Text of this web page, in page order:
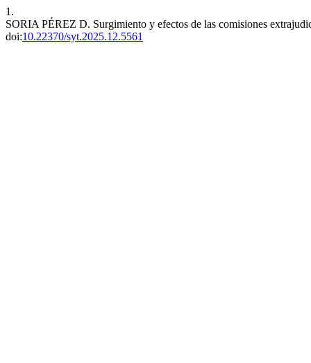
1.
SORIA PÉREZ D. Surgimiento y efectos de las comisiones
doi:10.22370/syt.2025.12.5561